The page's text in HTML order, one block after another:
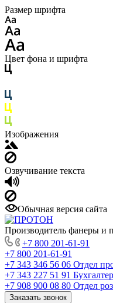
Размер шрифта
Цвет фона и шрифта
Изображения
Озвучивание текста
Обычная версия сайта
Производитель фанеры и
+7 800 201-61-91
+7 800 201-61-91
+7 343 346 56 06 Отдел
+7 343 227 51 91
+7 908 900 08 80 Отдел
Заказать звонок